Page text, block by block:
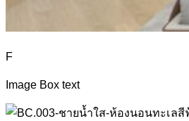
F
Image Box text